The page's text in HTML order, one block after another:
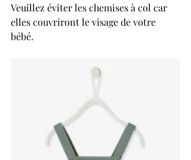
Veuillez éviter les chemises à col car
elles couvriront le visage de votre
bébé.